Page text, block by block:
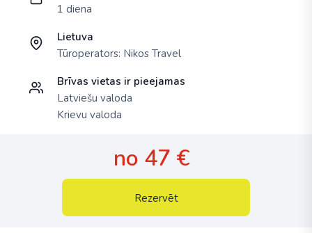
1 diena
Lietuva
Tūroperators: Nikos Travel
Brīvas vietas ir pieejamas
Latviešu valoda
Krievu valoda
no 47 €
Rezervēt